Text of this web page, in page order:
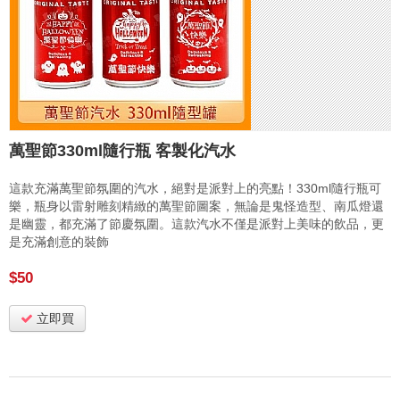
萬聖節330ml隨行瓶 客製化汽水
這款充滿萬聖節氛圍的汽水，絕對是派對上的亮點！330ml隨行瓶可
樂，瓶身以雷射雕刻精緻的萬聖節圖案，無論是鬼怪造型、南瓜燈還
是幽靈，都充滿了節慶氛圍。這款汽水不僅是派對上美味的飲品，更
是充滿創意的裝飾
$50
立即買